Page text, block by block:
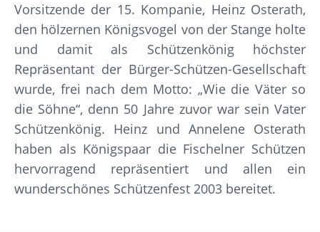
Vorsitzende der 15. Kompanie, Heinz Osterath,
den hölzernen Königsvogel von der Stange holte
und damit als Schützenkönig höchster
Repräsentant der Bürger-Schützen-Gesellschaft
wurde, frei nach dem Motto: „Wie die Väter so
die Söhne“, denn 50 Jahre zuvor war sein Vater
Schützenkönig. Heinz und Annelene Osterath
haben als Königspaar die Fischelner Schützen
hervorragend repräsentiert und allen ein
wunderschönes Schützenfest 2003 bereitet.